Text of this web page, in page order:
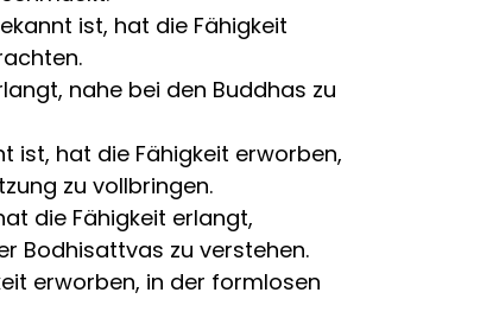
ist, hat die Fähigkeit
nahe bei den Buddhas zu
ist, hat die Fähigkeit erworben,
zu vollbringen.
die Fähigkeit erlangt,
Bodhisattvas zu verstehen.
erworben, in der formlosen